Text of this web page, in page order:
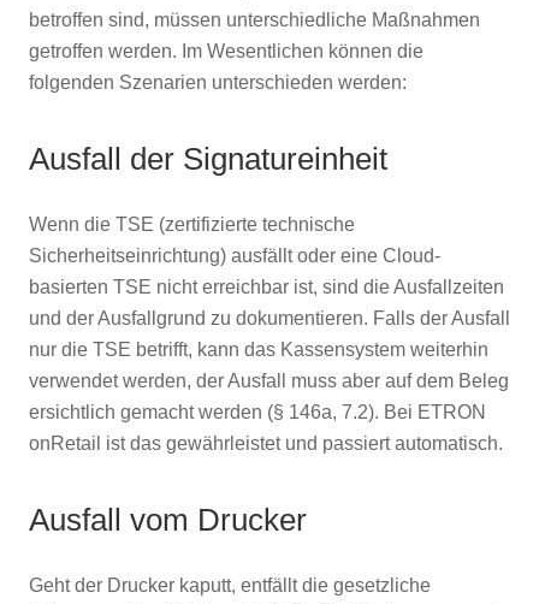
betroffen sind, müssen unterschiedliche Maßnahmen
getroffen werden. Im Wesentlichen können die
folgenden Szenarien unterschieden werden:
Ausfall der Signatureinheit
Wenn die TSE (zertifizierte technische
Sicherheitseinrichtung) ausfällt oder eine Cloud-
basierten TSE nicht erreichbar ist, sind die Ausfallzeiten
und der Ausfallgrund zu dokumentieren. Falls der Ausfall
nur die TSE betrifft, kann das Kassensystem weiterhin
verwendet werden, der Ausfall muss aber auf dem Beleg
ersichtlich gemacht werden (§ 146a, 7.2). Bei ETRON
onRetail ist das gewährleistet und passiert automatisch.
Ausfall vom Drucker
Geht der Drucker kaputt, entfällt die gesetzliche